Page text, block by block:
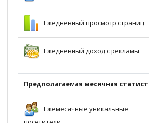
Ежедневный просмотр страниц
Ежедневный доход с рекламы
Предполагаемая месячная
Ежемесячные уникальные